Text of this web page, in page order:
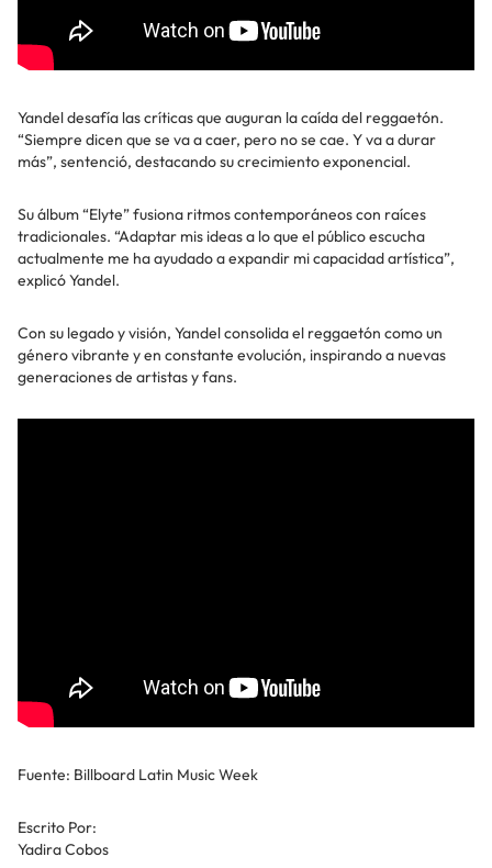
Yandel desafía las críticas que auguran la caída del reggaetón.
“Siempre dicen que se va a caer, pero no se cae. Y va a durar
más”, sentenció, destacando su crecimiento exponencial.
Su álbum “Elyte” fusiona ritmos contemporáneos con raíces
tradicionales. “Adaptar mis ideas a lo que el público escucha
actualmente me ha ayudado a expandir mi capacidad artística”,
explicó Yandel.
Con su legado y visión, Yandel consolida el reggaetón como un
género vibrante y en constante evolución, inspirando a nuevas
generaciones de artistas y fans.
Fuente: Billboard Latin Music Week
Escrito Por:
Yadira Cobos